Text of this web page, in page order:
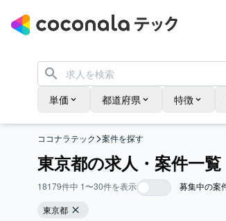
単価 都道府県 特徴
ココナラテック>案件を探す
東京都の求人・案件一覧
18179件中 1〜30件を表示
募集中の案
東京都